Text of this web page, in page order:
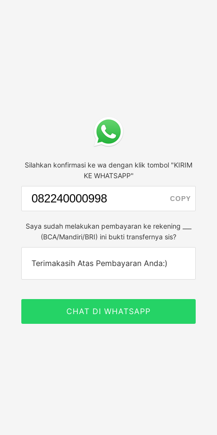
Silahkan konfirmasi ke wa dengan klik tombol "KIRIM
KE WHATSAPP"
COPY
Saya sudah melakukan pembayaran ke rekening ___
(BCA/Mandiri/BRI) ini bukti transfernya sis?
Terimakasih Atas Pembayaran Anda:)
CHAT DI WHATSAPP